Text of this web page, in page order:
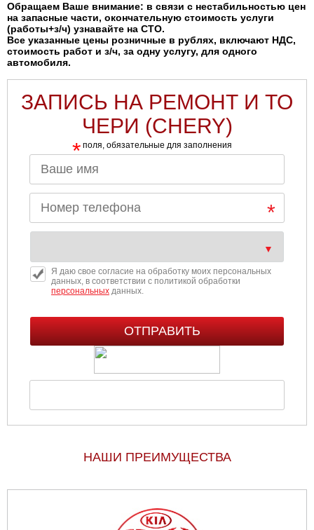
Обращаем Ваше внимание: в связи с нестабильностью цен
на запасные части, окончательную стоимость услуги
(работы+з/ч) узнавайте на СТО.
Все указанные цены розничные в рублях, включают НДС,
стоимость работ и з/ч, за одну услугу, для одного
автомобиля.
ЗАПИСЬ НА РЕМОНТ И ТО
ЧЕРИ (CHERY)
* поля, обязательные для заполнения
Я даю свое согласие на обработку моих персональных
данных, в соответствии с политикой обработки
персональныхданных.
НАШИ ПРЕИМУЩЕСТВА